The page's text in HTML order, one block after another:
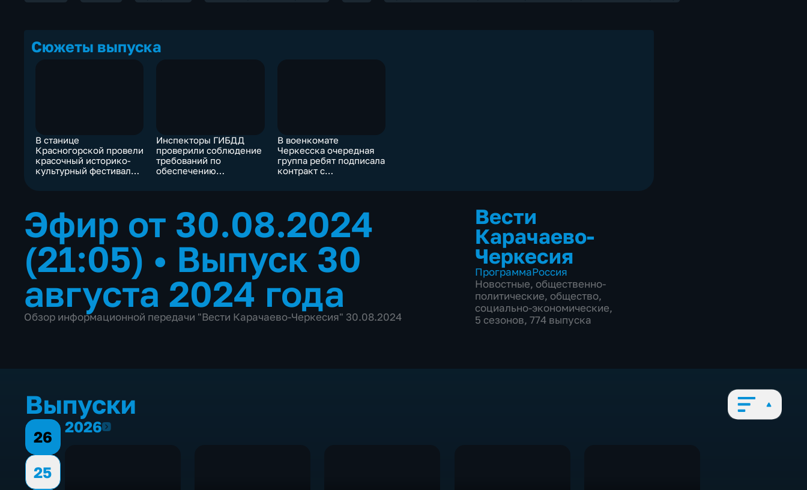
Сюжеты выпуска
В станице
Красногорской провели
красочный историко-
культурный фестиваль
Инспекторы ГИБДД
проверили соблюдение
требований по
обеспечению
В военкомате
Черкесска очередная
группа ребят подписала
контракт с
Эфир от 30.08.2024
(21:05) • Выпуск 30
августа 2024 года
Обзор информационной передачи "Вести Карачаево-Черкесия" 30.08.2024
Вести
Карачаево-
Черкесия
ПрограммаРоссия
Новостные, общественно-
политические, общество,
социально-экономические,
5 сезонов, 774 выпуска
Выпуски
26
25
20262026